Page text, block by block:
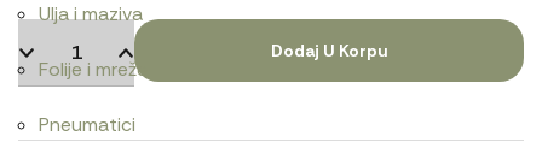
Ulja i maziva
Folije i mreže
Pneumatici
Dodaj U Korpu